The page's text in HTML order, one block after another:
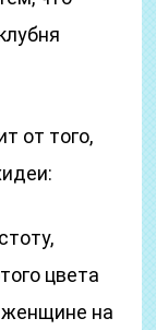
от того,
цвета
на